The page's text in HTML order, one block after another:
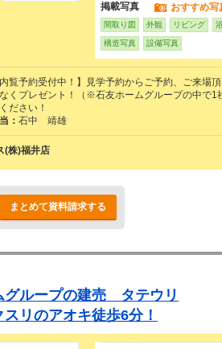
掲載写真 おすすめ写
間取り図 外観 リビング
構造写真 設備写真
内覧予約受付中！】見学予約からご予約、ご来場
くプレゼント！（※石友ホームグループの中で1
ださい！
： 石中 靖雄
(株)福井店
まとめて資料請求する
グループの建売 タテウリ
リのアオキ徒歩6分！